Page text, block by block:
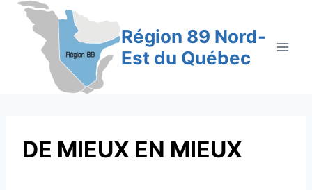
Aller
contenu
Région 89 Nord-
Est du Québec
DE MIEUX EN MIEUX